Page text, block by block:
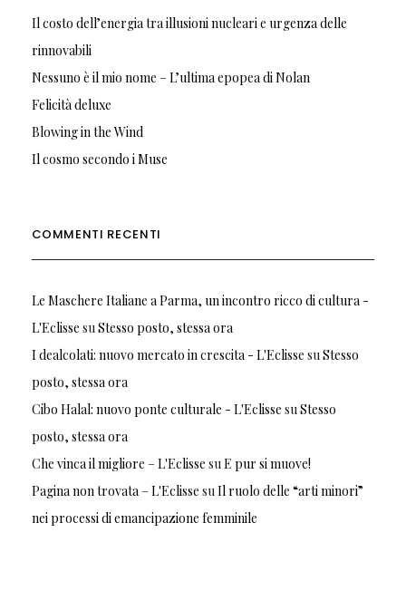
Il costo dell’energia tra illusioni nucleari e urgenza delle
rinnovabili
Nessuno è il mio nome – L’ultima epopea di Nolan
Felicità deluxe
Blowing in the Wind
Il cosmo secondo i Muse
COMMENTI RECENTI
Le Maschere Italiane a Parma, un incontro ricco di cultura -
L'Eclisse suStesso posto, stessa ora
I dealcolati: nuovo mercato in crescita - L'Eclisse suStesso
posto, stessa ora
Cibo Halal: nuovo ponte culturale - L'Eclisse suStesso
posto, stessa ora
Che vinca il migliore – L'Eclisse suE pur si muove!
Pagina non trovata – L'Eclisse suIl ruolo delle “arti minori”
nei processi di emancipazione femminile